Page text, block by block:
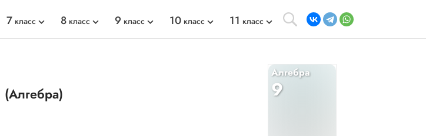
7 класс 8 класс 9 класс 10 класс 11 класс
(Алгебра)
Алгебра
9